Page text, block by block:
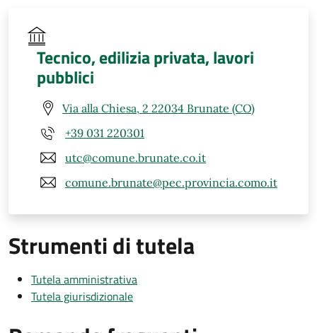
Tecnico, edilizia privata, lavori
pubblici
Via alla Chiesa, 2 22034 Brunate (CO)
+39 031 220301
utc@comune.brunate.co.it
comune.brunate@pec.provincia.como.it
Strumenti di tutela
Tutela amministrativa
Tutela giurisdizionale